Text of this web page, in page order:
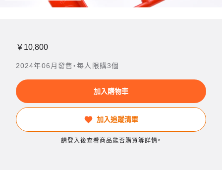
￥10,800
2024年06月發售・每人限購3個
加入購物車
加入追蹤清單
請登入後查看商品能否購買等詳情。